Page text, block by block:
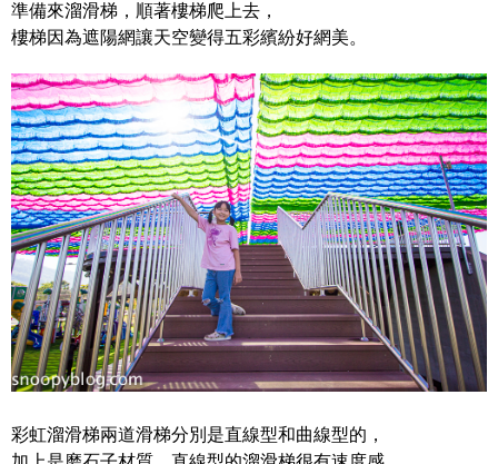
準備來溜滑梯，順著樓梯爬上去，
樓梯因為遮陽網讓天空變得五彩繽紛好網美。
彩虹溜滑梯兩道滑梯分別是直線型和曲線型的，